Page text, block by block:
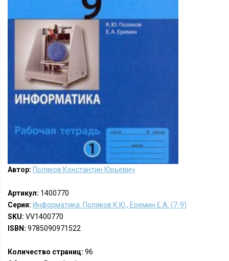
Автор: Поляков Константин Юрьевич
Артикул: 1400770
Серия: Информатика. Поляков К.Ю., Еремин Е.А. (7-9)
SKU: VV1400770
ISBN: 9785090971522
Количество страниц: 96